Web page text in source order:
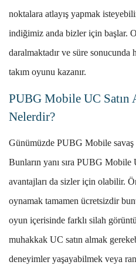
noktalara atlayış yapmak
indiğimiz anda bizler için başlar.
daralmaktadır ve süre sonucunda
takım oyunu kazanır.
PUBG Mobile UC Satın
Nelerdir?
Günümüzde PUBG Mobile
Bunların yanı sıra PUBG Mobile
avantajları da sizler için olabilir.
oynamak tamamen ücretsizdir
oyun içerisinde farklı silah
muhakkak UC satın almak
deneyimler yaşayabilmek veya